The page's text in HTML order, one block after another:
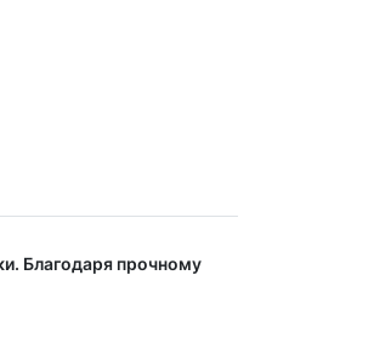
Благодаря прочному